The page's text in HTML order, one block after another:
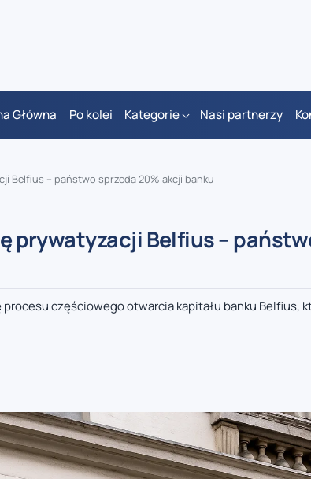
Główna Po kolei Kategorie Nasi partnerzy
Belfius – państwo sprzeda 20% akcji banku
prywatyzacji Belfius –
częściowego otwarcia kapitału banku Belfius,